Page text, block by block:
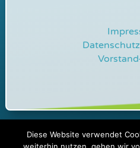
©2026 – SSV
Diese Website verwendet